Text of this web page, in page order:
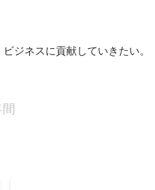
ジネスに貢献していきたい。